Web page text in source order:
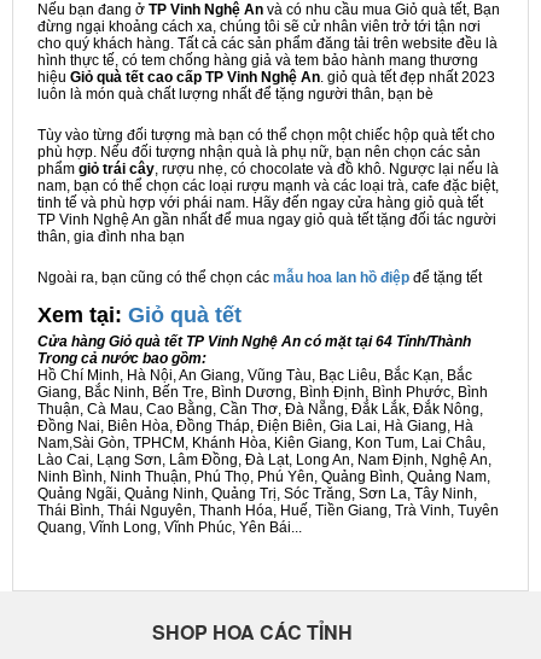
Nếu bạn đang ở TP Vinh Nghệ An và có nhu cầu mua Giỏ quà tết, Bạn
đừng ngại khoảng cách xa, chúng tôi sẽ cử nhân viên trở tới tận nơi
cho quý khách hàng. Tất cả các sản phẩm đăng tải trên website đều là
hình thực tế, có tem chống hàng giả và tem bảo hành mang thương
hiệu Giỏ quà tết cao cấp TP Vinh Nghệ An. giỏ quà tết đẹp nhất 2023
luôn là món quà chất lượng nhất để tặng người thân, bạn bè
Tùy vào từng đối tượng mà bạn có thể chọn một chiếc hộp quà tết cho
phù hợp. Nếu đối tượng nhận quà là phụ nữ, bạn nên chọn các sản
phẩm giỏ trái cây, rượu nhẹ, có chocolate và đồ khô. Ngược lại nếu là
nam, bạn có thể chọn các loại rượu mạnh và các loại trà, cafe đặc biệt,
tinh tế và phù hợp với phái nam. Hãy đến ngay cửa hàng giỏ quà tết
TP Vinh Nghệ An gần nhất để mua ngay giỏ quà tết tặng đối tác người
thân, gia đình nha bạn
Ngoài ra, bạn cũng có thể chọn các mẫu hoa lan hồ điệp để tặng tết
Xem tại: Giỏ quà tết
Cửa hàng Giỏ quà tết TP Vinh Nghệ An có mặt tại 64 Tỉnh/Thành
Trong cả nước bao gồm:
Hồ Chí Minh, Hà Nội, An Giang, Vũng Tàu, Bạc Liêu, Bắc Kạn, Bắc
Giang, Bắc Ninh, Bến Tre, Bình Dương, Bình Định, Bình Phước, Bình
Thuận, Cà Mau, Cao Bằng, Cần Thơ, Đà Nẵng, Đắk Lắk, Đắk Nông,
Đồng Nai, Biên Hòa, Đồng Tháp, Điện Biên, Gia Lai, Hà Giang, Hà
Nam,Sài Gòn, TPHCM, Khánh Hòa, Kiên Giang, Kon Tum, Lai Châu,
Lào Cai, Lạng Sơn, Lâm Đồng, Đà Lạt, Long An, Nam Định, Nghệ An,
Ninh Bình, Ninh Thuận, Phú Thọ, Phú Yên, Quảng Bình, Quảng Nam,
Quảng Ngãi, Quảng Ninh, Quảng Trị, Sóc Trăng, Sơn La, Tây Ninh,
Thái Bình, Thái Nguyên, Thanh Hóa, Huế, Tiền Giang, Trà Vinh, Tuyên
Quang, Vĩnh Long, Vĩnh Phúc, Yên Bái...
SHOP HOA CÁC TỈNH